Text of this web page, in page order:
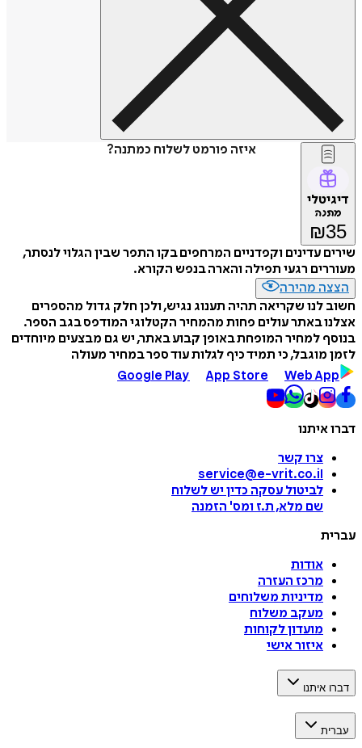
איזה פורמט לשלוח כמתנה?
דיגיטלי
מתנה
₪35
שירים עדינים וקפדניים המרחפים בקו התפר שבין הגלוי לנסתר,
מעוררים רגעי תפילה והארה בנפש הקורא.
הצצה מהירה
חשוב לנו שקריאה תהיה תענוג נגיש, ולכן חלק גדול מהספרים
אצלנו באתר עולים פחות מהמחיר הקטלוגי המודפס בגב הספר.
בנוסף למחיר המופחת באופן קבוע באתר, יש גם מבצעים מיוחדים
לזמן מוגבל, כי תמיד כיף לגלות עוד ספר במחיר מעולה
Google Play
App Store Web App
דברו איתנו
צרו קשר
service@e-vrit.co.il
לביטול עסקה כדין יש לשלוח
שם מלא, ת.ז ומס' הזמנה
עברית
אודות
מרכז העזרה
מדיניות משלוחים
מעקב משלוח
מועדון לקוחות
איזור אישי
דברו איתנו
עברית